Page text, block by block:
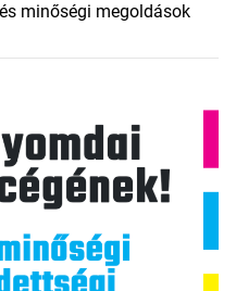
minőségi megoldások